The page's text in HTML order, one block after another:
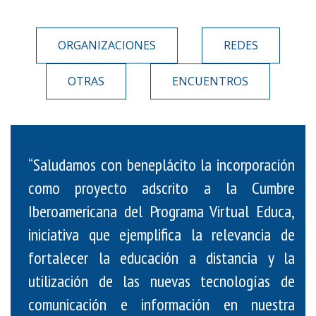
ORGANIZACIONES REDES
OTRAS ENCUENTROS
“Saludamos con beneplácito la incorporación
como proyecto adscrito a la Cumbre
Iberoamericana del Programa Virtual Educa,
iniciativa que ejemplifica la relevancia de
fortalecer la educación a distancia y la
utilización de las nuevas tecnologías de
comunicación e información en nuestra